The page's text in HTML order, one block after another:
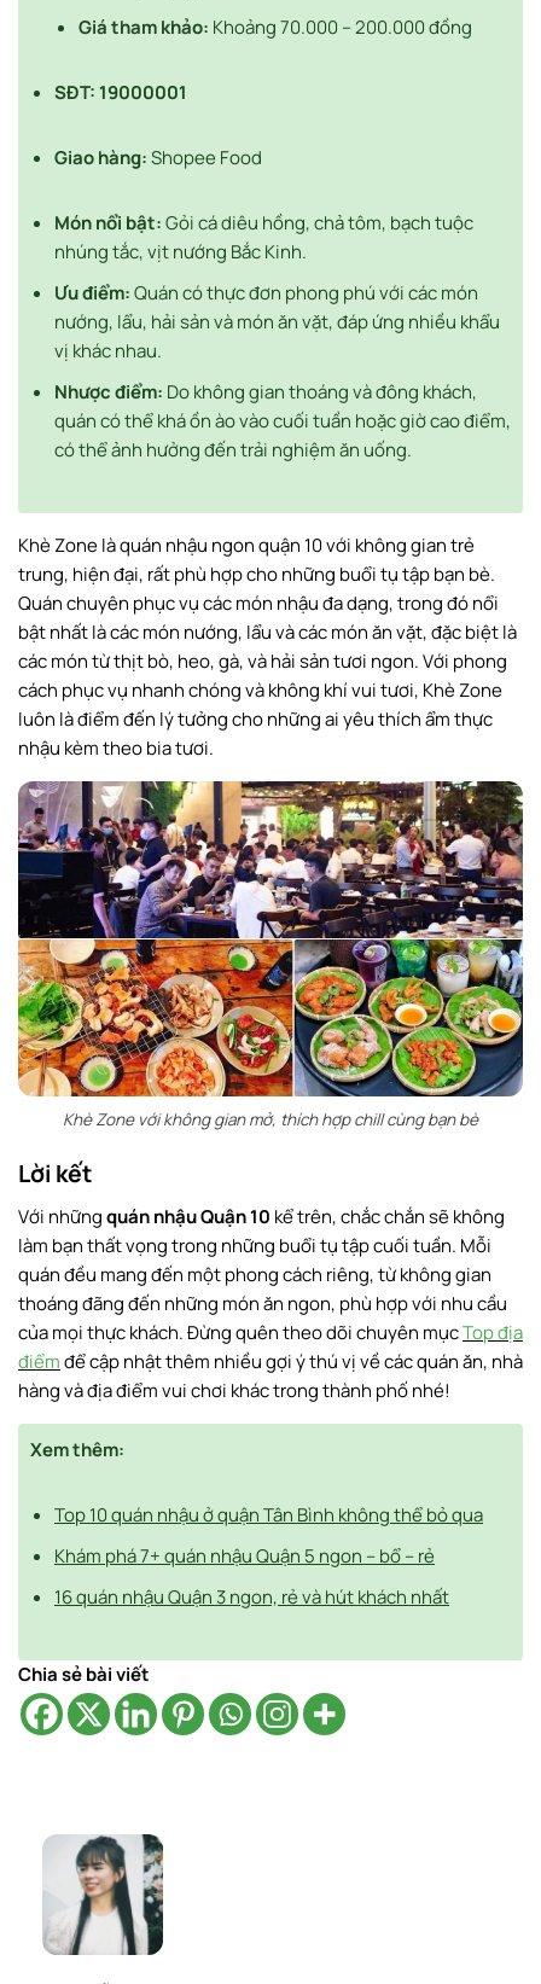
Giá tham khảo: Khoảng 70.000 – 200.000 đồng
SĐT: 19000001
Giao hàng:Shopee Food
Món nổi bật:Gỏi cá diêu hồng, chả tôm, bạch tuộc
nhúng tắc, vịt nướng Bắc Kinh.
Ưu điểm:Quán có thực đơn phong phú với các món
nướng, lẩu, hải sản và món ăn vặt, đáp ứng nhiều khẩu
vị khác nhau.
Nhược điểm: Do không gian thoáng và đông khách,
quán có thể khá ồn ào vào cuối tuần hoặc giờ cao điểm,
có thể ảnh hưởng đến trải nghiệm ăn uống.
Khè Zone là quán nhậu ngon quận 10 với không gian trẻ
trung, hiện đại, rất phù hợp cho những buổi tụ tập bạn bè.
Quán chuyên phục vụ các món nhậu đa dạng, trong đó nổi
bật nhất là các món nướng, lẩu và các món ăn vặt, đặc biệt là
các món từ thịt bò, heo, gà, và hải sản tươi ngon. Với phong
cách phục vụ nhanh chóng và không khí vui tươi, Khè Zone
luôn là điểm đến lý tưởng cho những ai yêu thích ẩm thực
nhậu kèm theo bia tươi.
Khè Zone với không gian mở, thích hợp chill cùng bạn bè
Lời kết
Với nhữngquán nhậu Quận 10 kể trên, chắc chắn sẽ không
làm bạn thất vọng trong những buổi tụ tập cuối tuần. Mỗi
quán đều mang đến một phong cách riêng, từ không gian
thoáng đãng đến những món ăn ngon, phù hợp với nhu cầu
của mọi thực khách. Đừng quên theo dõi chuyên mụcTop địa
điểmđể cập nhật thêm nhiều gợi ý thú vị về các quán ăn, nhà
hàng và địa điểm vui chơi khác trong thành phố nhé!
Xem thêm:
Top 10 quán nhậu ở quận Tân Bình không thể bỏ qua
Khám phá 7+ quán nhậu Quận 5 ngon – bổ – rẻ
16 quán nhậu Quận 3 ngon, rẻ và hút khách nhất
Chia sẻ bài viết